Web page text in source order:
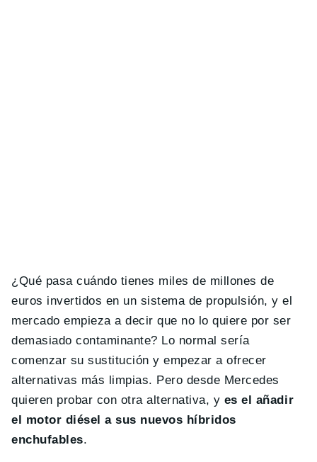
¿Qué pasa cuándo tienes miles de millones de
euros invertidos en un sistema de propulsión, y el
mercado empieza a decir que no lo quiere por ser
demasiado contaminante? Lo normal sería
comenzar su sustitución y empezar a ofrecer
alternativas más limpias. Pero desde Mercedes
quieren probar con otra alternativa, y es el añadir
el motor diésel a sus nuevos híbridos
enchufables.